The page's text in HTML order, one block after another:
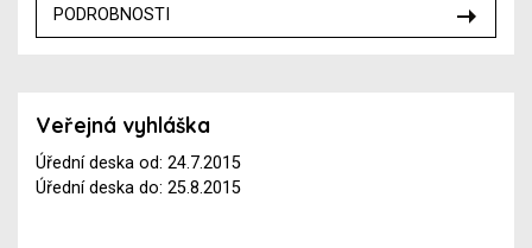
PODROBNOSTI
Veřejná vyhláška
Úřední deska od: 24.7.2015
Úřední deska do: 25.8.2015